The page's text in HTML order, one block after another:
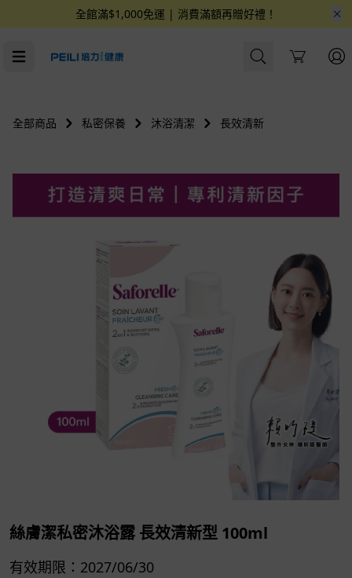
全館滿$1,000免運 | 消費滿額再贈好禮！
Cart
全部商品 私密保養 沐浴清潔 長效清新
絲膚潔私密沐浴露 長效清新型 100ml
有效期限：2027/06/30